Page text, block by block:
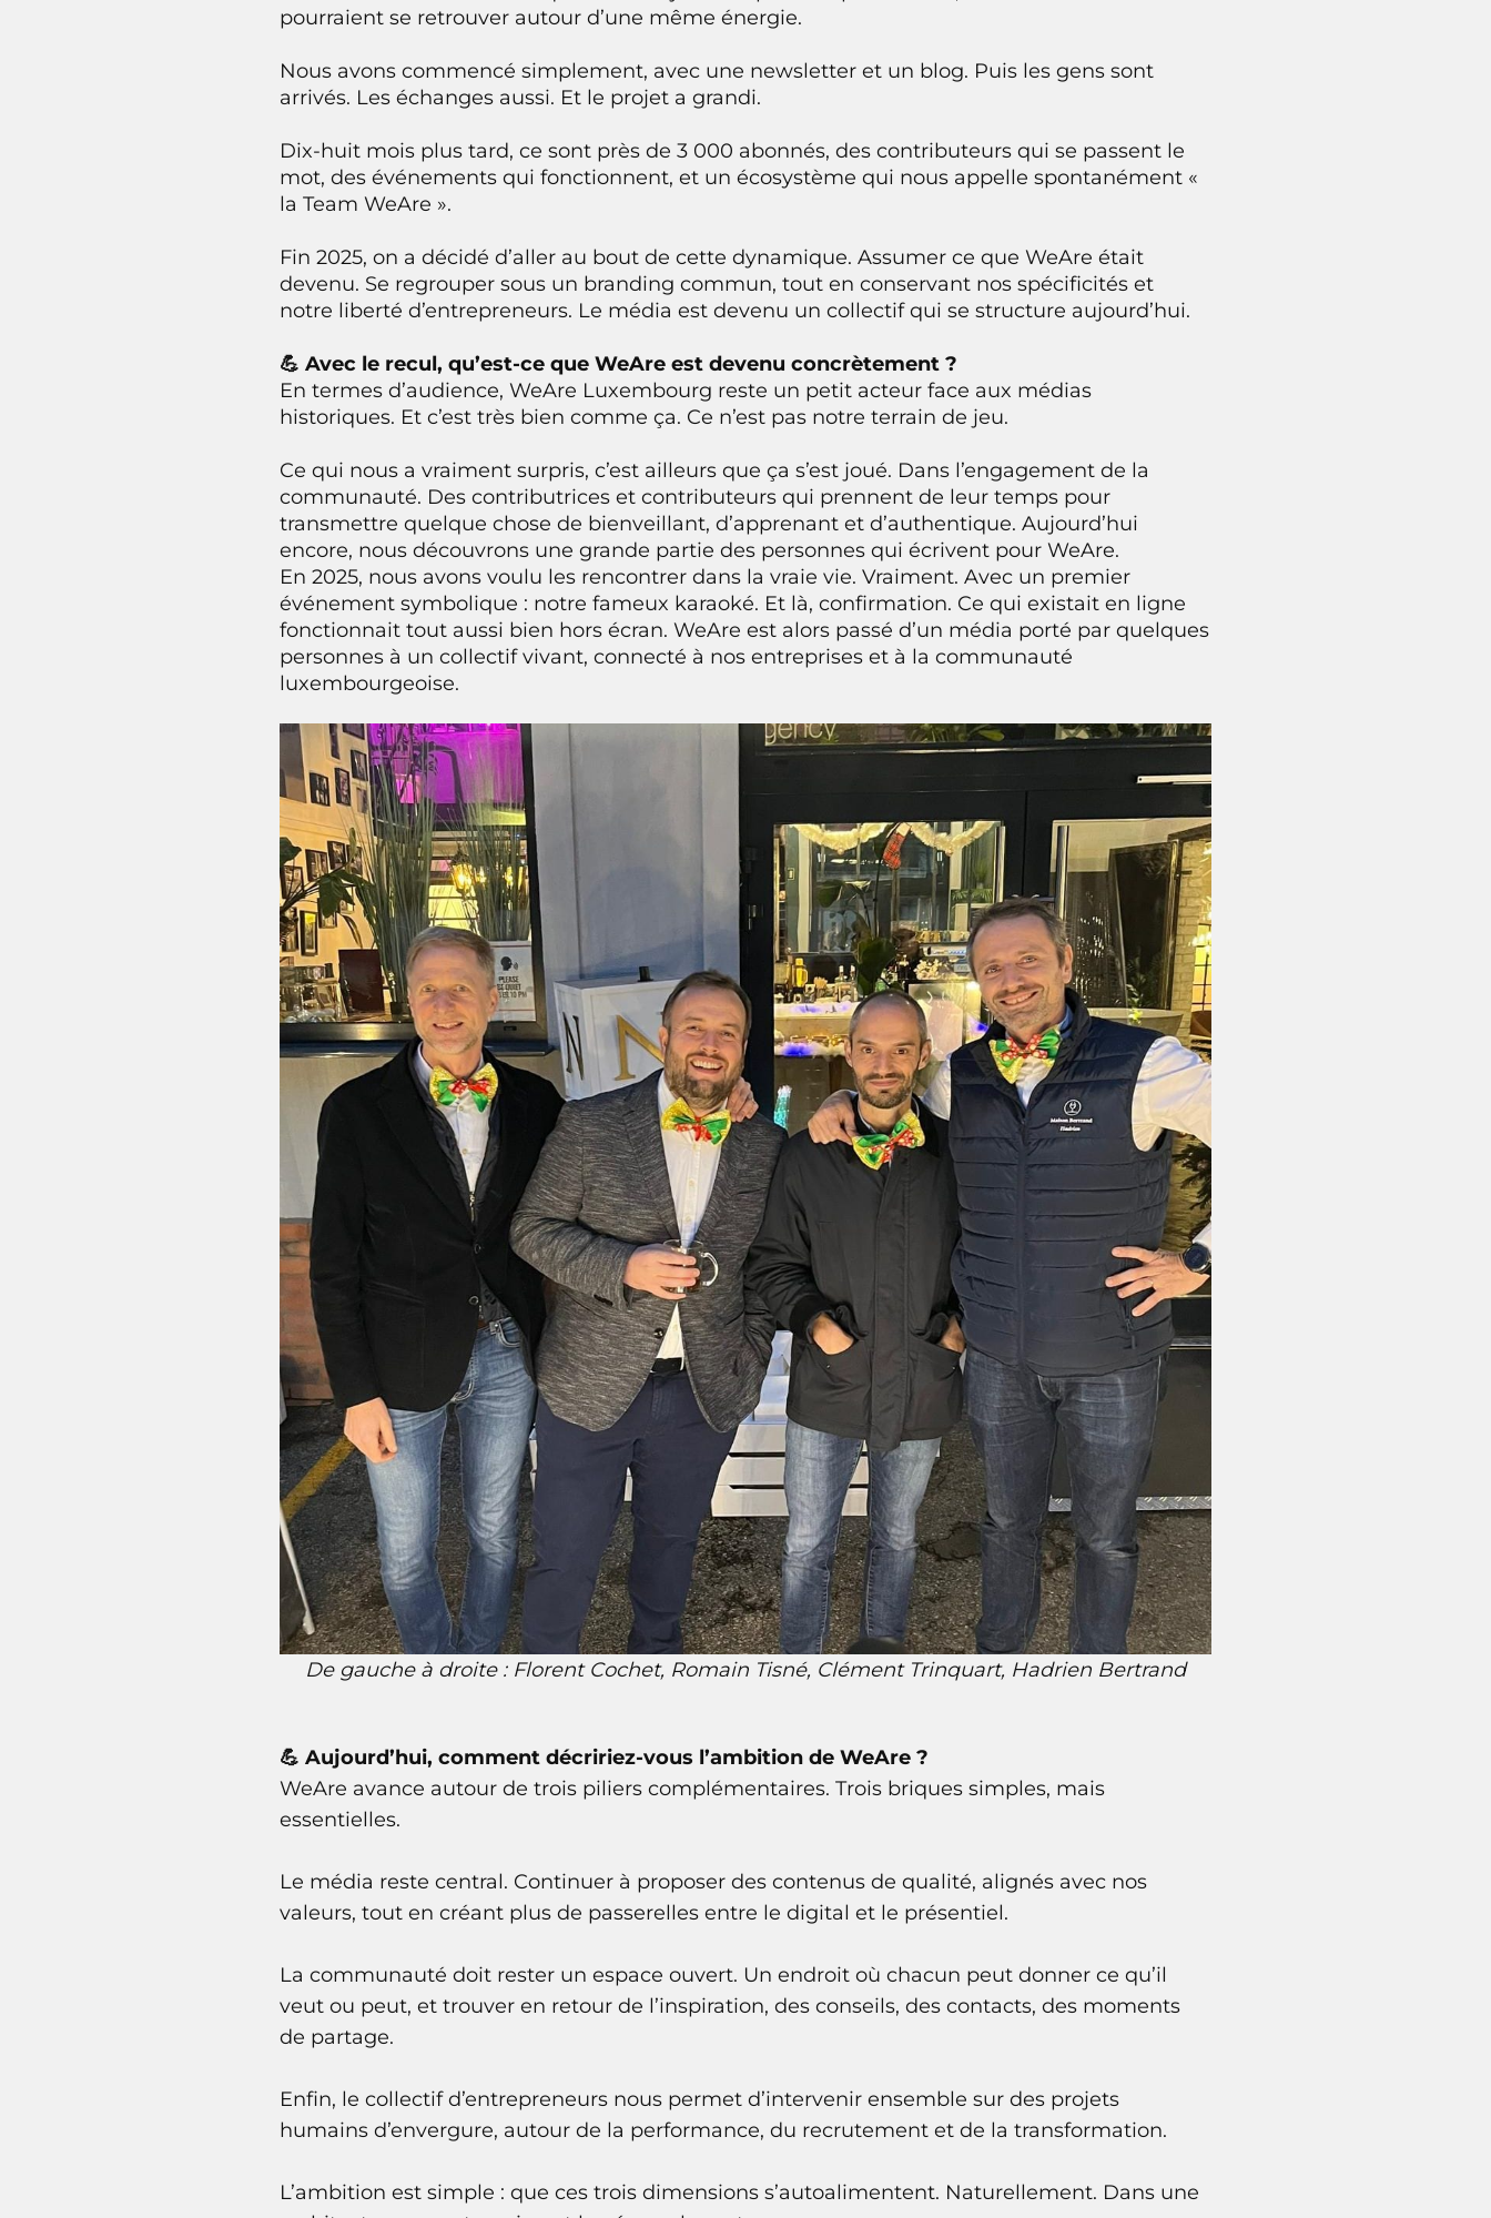
pourraient se retrouver autour d’une même énergie.
Nous avons commencé simplement, avec une newsletter et un blog. Puis les gens sont
arrivés. Les échanges aussi. Et le projet a grandi.
Dix-huit mois plus tard, ce sont près de 3 000 abonnés, des contributeurs qui se passent le
mot, des événements qui fonctionnent, et un écosystème qui nous appelle spontanément «
la Team WeAre ».
Fin 2025, on a décidé d’aller au bout de cette dynamique. Assumer ce que WeAre était
devenu. Se regrouper sous un branding commun, tout en conservant nos spécificités et
notre liberté d’entrepreneurs. Le média est devenu un collectif qui se structure aujourd’hui.
💪 Avec le recul, qu’est-ce que WeAre est devenu concrètement ?
En termes d’audience, WeAre Luxembourg reste un petit acteur face aux médias
historiques. Et c’est très bien comme ça. Ce n’est pas notre terrain de jeu.
Ce qui nous a vraiment surpris, c’est ailleurs que ça s’est joué. Dans l’engagement de la
communauté. Des contributrices et contributeurs qui prennent de leur temps pour
transmettre quelque chose de bienveillant, d’apprenant et d’authentique. Aujourd’hui
encore, nous découvrons une grande partie des personnes qui écrivent pour WeAre.
En 2025, nous avons voulu les rencontrer dans la vraie vie. Vraiment. Avec un premier
événement symbolique : notre fameux karaoké. Et là, confirmation. Ce qui existait en ligne
fonctionnait tout aussi bien hors écran. WeAre est alors passé d’un média porté par quelques
personnes à un collectif vivant, connecté à nos entreprises et à la communauté
luxembourgeoise.
De gauche à droite : Florent Cochet, Romain Tisné, Clément Trinquart, Hadrien Bertrand
💪 Aujourd’hui, comment décririez-vous l’ambition de WeAre ?
WeAre avance autour de trois piliers complémentaires. Trois briques simples, mais
essentielles.
Le média reste central. Continuer à proposer des contenus de qualité, alignés avec nos
valeurs, tout en créant plus de passerelles entre le digital et le présentiel.
La communauté doit rester un espace ouvert. Un endroit où chacun peut donner ce qu’il
veut ou peut, et trouver en retour de l’inspiration, des conseils, des contacts, des moments
de partage.
Enfin, le collectif d’entrepreneurs nous permet d’intervenir ensemble sur des projets
humains d’envergure, autour de la performance, du recrutement et de la transformation.
L’ambition est simple : que ces trois dimensions s’autoalimentent. Naturellement. Dans une